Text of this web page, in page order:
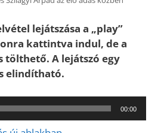
lejátszása a „play”
kattintva indul, de a
tölthető. A lejátszó egy
elindítható.
00:00